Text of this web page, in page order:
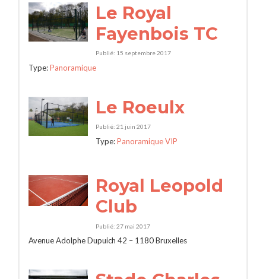
Le Royal
Fayenbois TC
Publié: 15 septembre 2017
Type:Panoramique
Le Roeulx
Publié: 21 juin 2017
Type:Panoramique VIP
Royal Leopold
Club
Publié: 27 mai 2017
Avenue Adolphe Dupuich 42 – 1180 Bruxelles